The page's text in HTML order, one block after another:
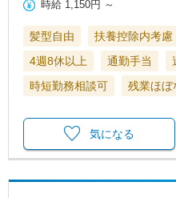
時給 1,150円 ～
髪型自由 扶養控除内考慮
4週8休以上
通勤手当
時短勤務相談可
残業ほぼ
気になる